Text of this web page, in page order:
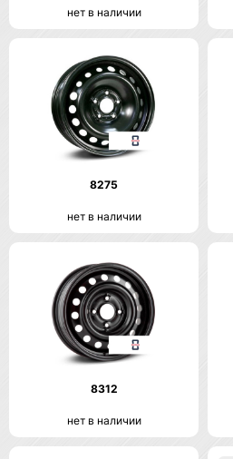
нет в наличии
8275
нет в наличии
8312
нет в наличии